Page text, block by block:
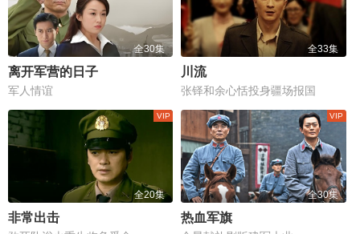
全30集
离开军营的日子
军人情谊
全33集
川流
张铎和余心恬投身疆场报国
全20集
非常出击
全30集
热血军旗